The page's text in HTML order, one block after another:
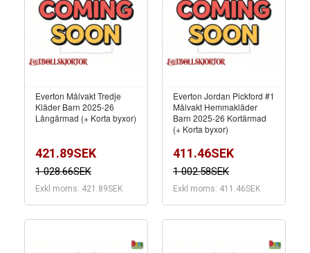
Everton Målvakt Tredje
Kläder Barn 2025-26
Långärmad (+ Korta byxor)
421.89SEK
1 028.66SEK
Exkl moms: 421.89SEK
Everton Jordan Pickford #1
Målvakt Hemmakläder
Barn 2025-26 Kortärmad
(+ Korta byxor)
411.46SEK
1 002.58SEK
Exkl moms: 411.46SEK